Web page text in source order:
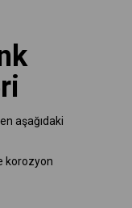
aşağıdaki
korozyon